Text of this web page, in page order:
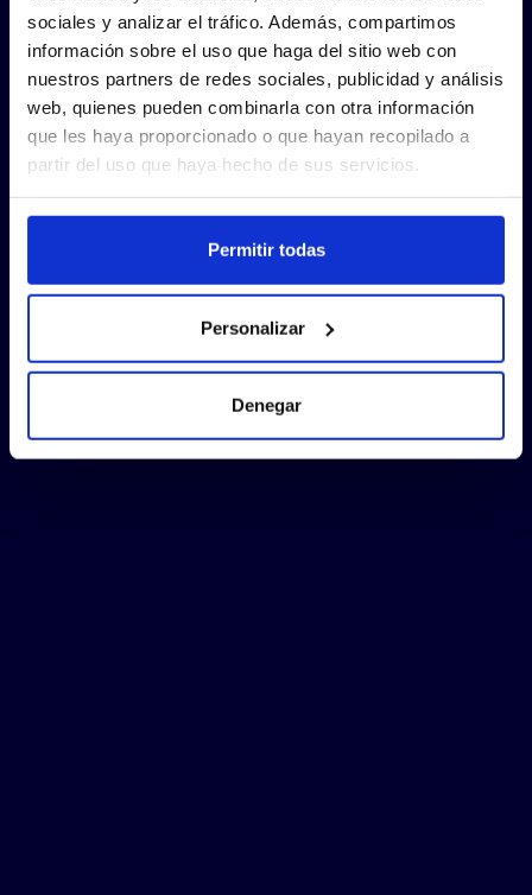
sociales y analizar el tráfico. Además, compartimos
información sobre el uso que haga del sitio web con
nuestros partners de redes sociales, publicidad y análisis
web, quienes pueden combinarla con otra información
que les haya proporcionado o que hayan recopilado a
partir del uso que haya hecho de sus servicios.
Permitir todas
Personalizar
Denegar